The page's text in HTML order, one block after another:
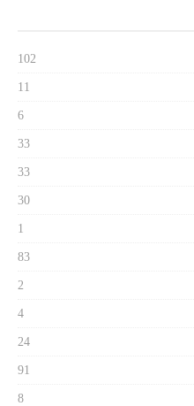
102
11
6
33
33
30
1
83
2
4
24
91
8